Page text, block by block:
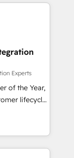
主導。「設
にした情報設
Hubで一体
Salesforce・
設計、履歴
提にコンテ
Story to stop
setup
for
Experts
of the Year,
lifecycle
&
Media),
brands. 🔄